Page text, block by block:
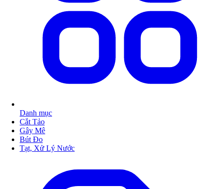
Danh mục
Cắt Tảo
Gây Mê
Bút Đo
Tạt, Xử Lý Nước